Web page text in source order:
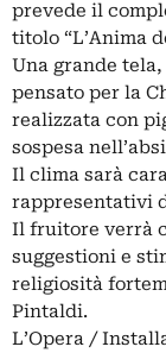
prevede il
titolo “L’Anima
Una grande
pensato per la
realizzata con
sospesa
Il clima sarà
rappresentativi
Il fruitore verrà
suggestioni e
religiosità
Pintaldi.
L’Opera /